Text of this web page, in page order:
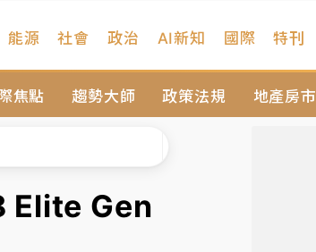
焦點 趨勢大師 政策法規 地產房市
能源 社會 政治 AI新知 國際 特刊
Elite Gen